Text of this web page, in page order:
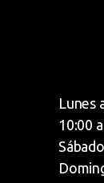
Lunes
10:00